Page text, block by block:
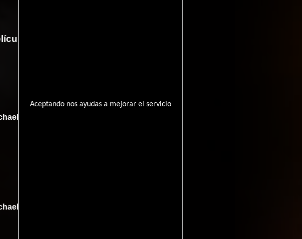
Aceptando nos ayudas a mejorar el servicio
Mirrors
Wellenreiter
Wellenreiters